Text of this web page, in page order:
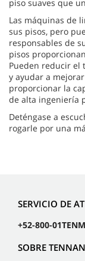
piso suaves que
Las máquinas de
sus pisos, pero
responsables de
pisos
Pueden reducir el
y ayudar a
proporcionar la
de alta ingeniería
Deténgase a
rogarle por una
SERVICIO DE
+52-800-
SOBRE